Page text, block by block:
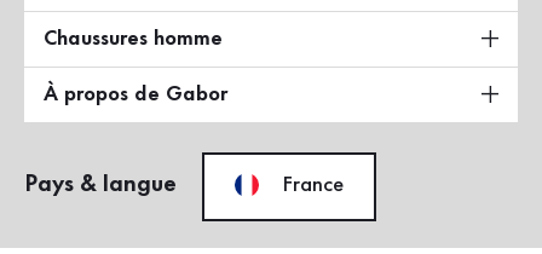
Chaussures homme
À propos de Gabor
Pays & langue France